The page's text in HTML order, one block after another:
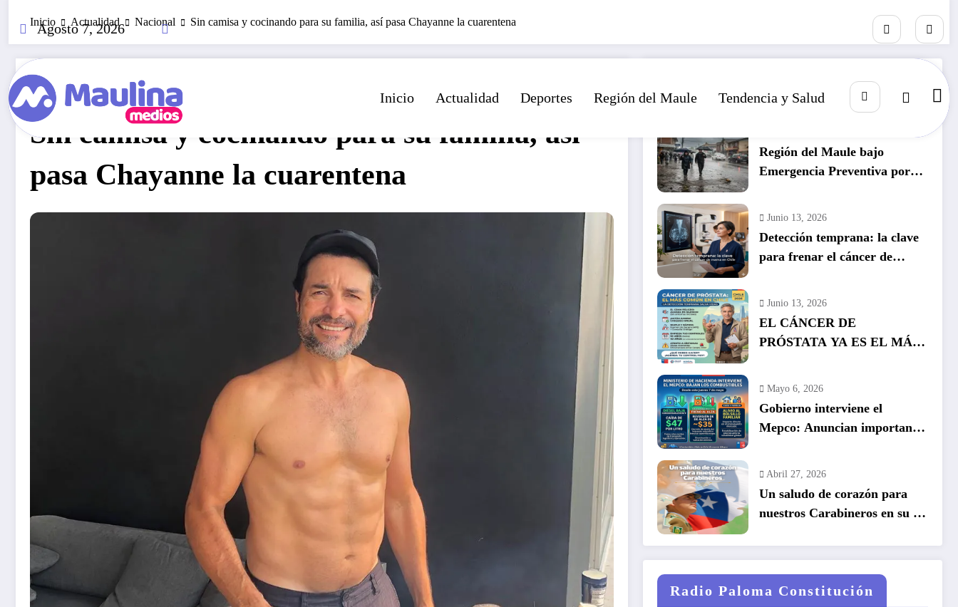
contenido
Agosto 7, 2026
Inicio Actualidad Deportes Región del Maule Tendencia y Salud
Inicio Actualidad Nacional Sin camisa y cocinando para su familia, así pasa Chayanne la cuarentena
Nacional Abril 19, 2020
Sin camisa y cocinando para su familia, así
pasa Chayanne la cuarentena
COMENTARIO
Región del Maule bajo
Emergencia Preventiva por
Junio 13, 2026
Detección temprana: la clave
para frenar el cáncer de
Junio 13, 2026
EL CÁNCER DE
PRÓSTATA YA ES EL MÁS
TEMPRANA SALVA VIDAS
Mayo 6, 2026
Gobierno interviene el
Mepco: Anuncian importante
Abril 27, 2026
Un saludo de corazón para
nuestros Carabineros en su 99
Radio Paloma Constitución